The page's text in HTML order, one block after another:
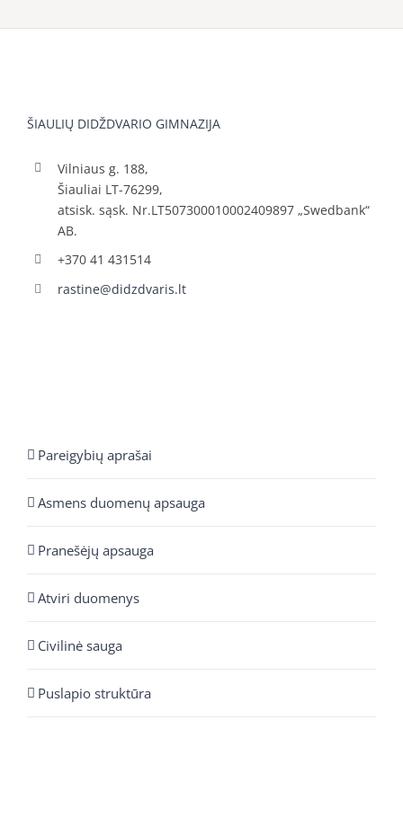
ŠIAULIŲ DIDŽDVARIO GIMNAZIJA
Vilniaus g. 188,
Šiauliai LT-76299,
atsisk. sąsk. Nr.LT507300010002409897 „Swedbank“
AB.
+370 41 431514
rastine@didzdvaris.lt
Pareigybių aprašai
Asmens duomenų apsauga
Pranešėjų apsauga
Atviri duomenys
Civilinė sauga
Puslapio struktūra